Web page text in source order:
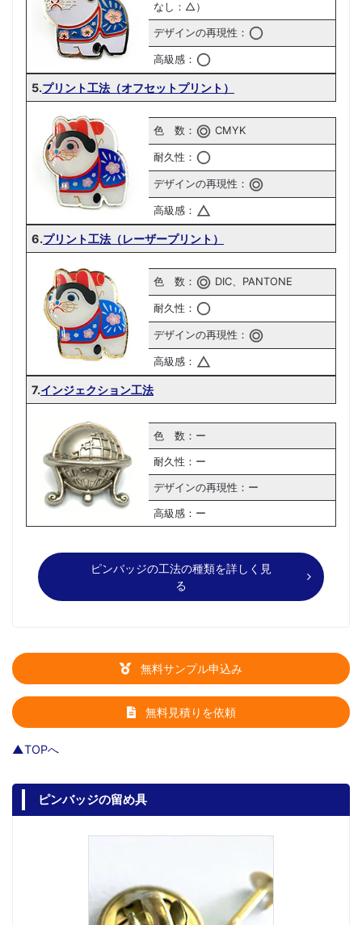
なし：△）
デザインの再現性：
高級感：
5.プリント工法（オフセットプリント）
色 数： CMYK
耐久性：
デザインの再現性：
高級感：
6.プリント工法（レーザープリント）
色 数： DIC、PANTONE
耐久性：
デザインの再現性：
高級感：
7.インジェクション工法
色 数：ー
耐久性：ー
デザインの再現性：ー
高級感：ー
ピンバッジの工法の種類を詳しく見
る
無料サンプル申込み
無料見積りを依頼
▲TOPへ
ピンバッジの留め具